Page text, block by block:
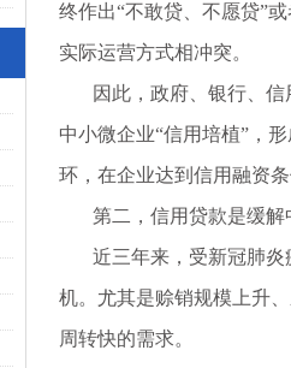
终作出“不敢贷、不愿贷”
实际运营方式相冲突。
因此，政府、银行、信
中小微企业“信用培植”，
环，在企业达到信用融资
第二，信用贷款是缓解
近三年来，受新冠肺炎
机。尤其是赊销规模上升
周转快的需求。